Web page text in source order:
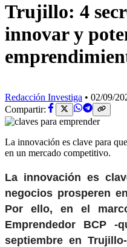
Trujillo: 4
innovar y
Redacción Investiga • 02/09/
Compartir:
La innovación es clave para
en un mercado competitivo.
La innovación es
negocios prosperen
Por ello, en el
Emprendedor BCP
septiembre en